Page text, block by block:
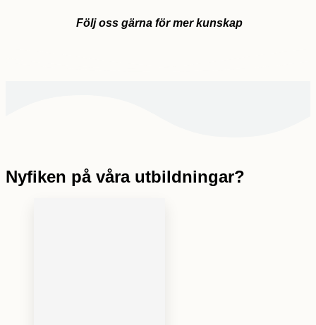
Följ oss gärna för mer kunskap
Nyfiken på våra utbildningar?